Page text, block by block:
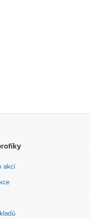
akcí